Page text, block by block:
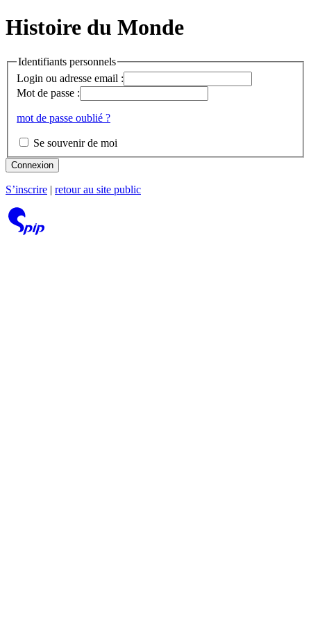
Histoire du Monde
Identifiants personnels
Login ou adresse email :
Mot de passe :
mot de passe oublié ?
Se souvenir de moi
Connexion
S’inscrire retour au site public